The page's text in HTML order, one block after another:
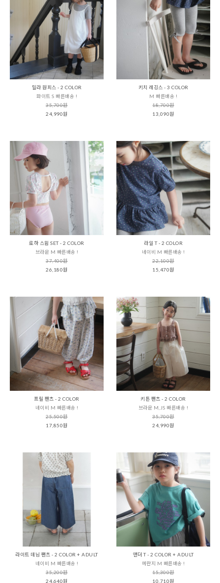
밀라 원피스 - 2 COLOR
화이트 S 빠른배송 !
35,700원
24,990원
키치 레깅스 - 3 COLOR
M 빠른배송 !
18,700원
13,090원
로하 스윔 SET - 2 COLOR
브라운 M 빠른배송 !
37,400원
26,180원
라일 T - 2 COLOR
네이비 M 빠른배송 !
22,100원
15,470원
프릴 팬츠 - 2 COLOR
네이비 M 빠른배송 !
25,500원
17,850원
키튼 팬츠 - 2 COLOR
브라운 M,JS 빠른배송 !
35,700원
24,990원
라이트 데님 팬츠 - 2 COLOR + ADULT
네이비 M 빠른배송 !
35,200원
24,640원
앤더 T - 2 COLOR + ADULT
메란지 M 빠른배송 !
15,300원
10,710원